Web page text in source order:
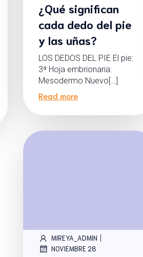
¿Qué significan
cada dedo del pie
y las uñas?
LOS DEDOS DEL PIE El pie:
3ª Hoja embrionaria:
Mesodermo Nuevo[…]
Read more
MIREYA_ADMIN |
NOVIEMBRE 28